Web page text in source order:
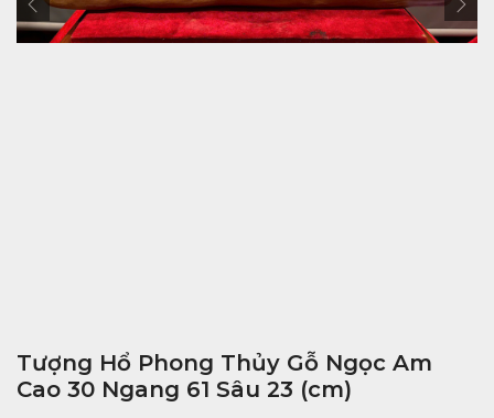
Tượng Hổ Phong Thủy Gỗ Ngọc Am
Cao 30 Ngang 61 Sâu 23 (cm)